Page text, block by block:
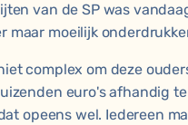
van de SP was
maar moeilijk
complex om deze
euro's afhandig
opeens wel. Iedereen